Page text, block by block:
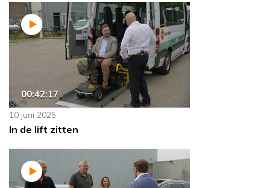
00:42:17
10 juni 2025
In de lift zitten